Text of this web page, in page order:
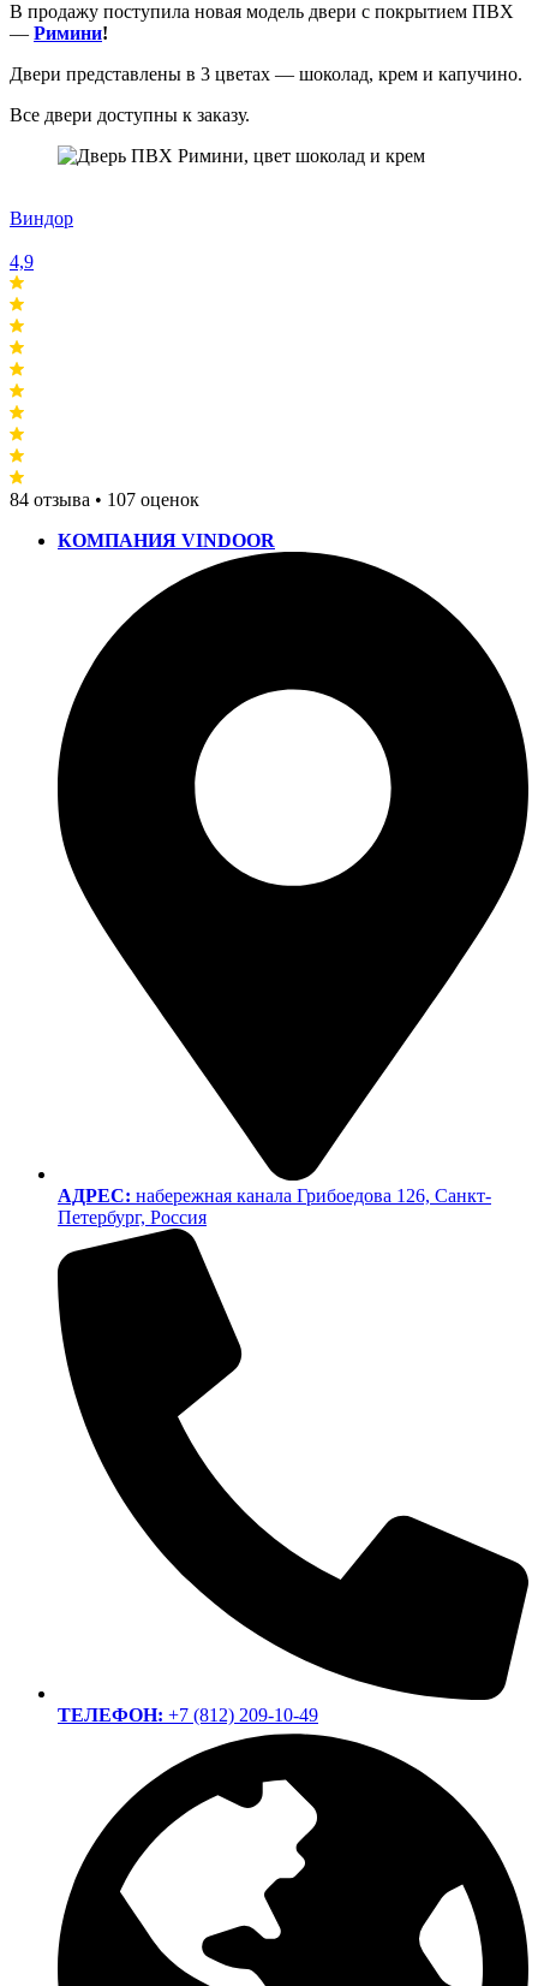
В продажу поступила новая модель двери с покрытием ПВХ
— Римини!
Двери представлены в 3 цветах — шоколад, крем и капучино.
Все двери доступны к заказу.
Виндор
4,9
84 отзыва • 107 оценок
КОМПАНИЯ VINDOOR
АДРЕС: набережная канала Грибоедова 126, Санкт-
Петербург, Россия
ТЕЛЕФОН: +7 (812) 209-10-49